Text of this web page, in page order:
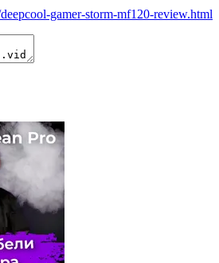
gamer-storm-mf120-review.html